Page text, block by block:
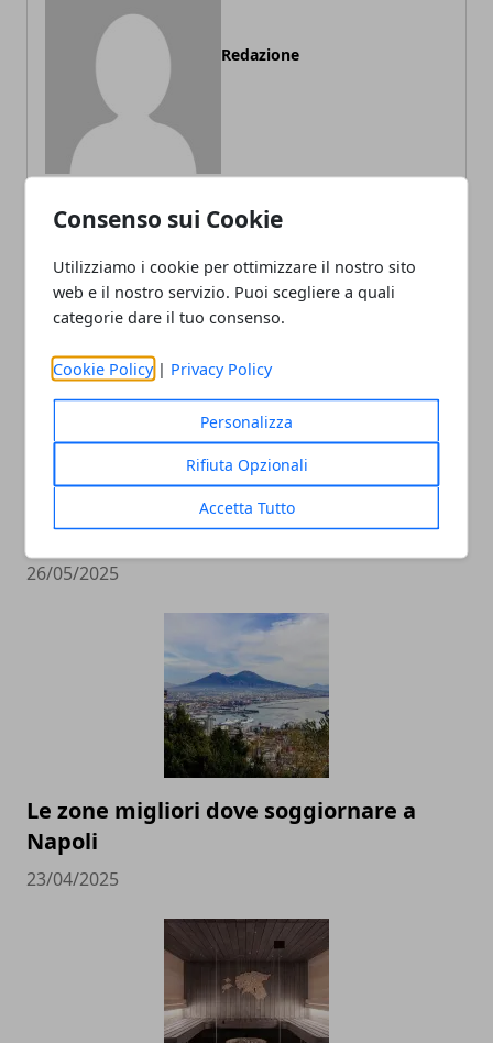
Consenso sui Cookie
Utilizziamo i cookie per ottimizzare il nostro sito
web e il nostro servizio. Puoi scegliere a quali
categorie dare il tuo consenso.
Cookie Policy | Privacy Policy
Personalizza
Rifiuta Opzionali
Accetta Tutto
Redazione
ARTICOLI CORRELATI
Estate in montagna: relax e avventura
tra le vette italiane
26/05/2025
Le zone migliori dove soggiornare a
Napoli
23/04/2025